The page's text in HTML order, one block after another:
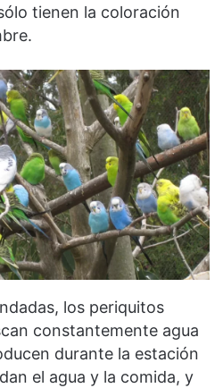
tienen la coloración
los periquitos
constantemente agua
durante la estación
el agua y la comida, y